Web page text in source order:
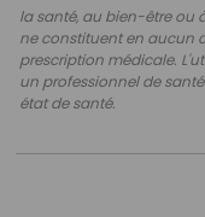
la santé, au bien-être ou
ne constituent en aucun
prescription médicale.
un professionnel de
état de santé.